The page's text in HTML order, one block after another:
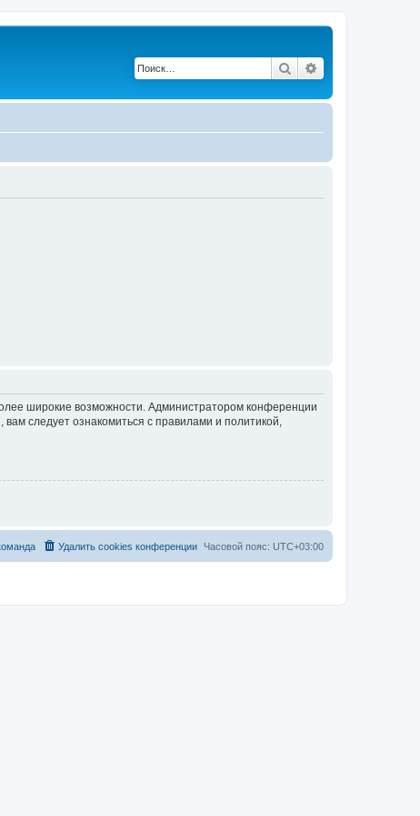
Поиск
широкие возможности. Администратором конференции
следует ознакомиться с правилами и политикой,
Часовой пояс: UTC+03:00
Удалить cookies конференции